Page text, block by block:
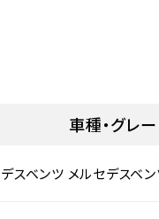
車種・グレ
スベンツ メルセデスベ